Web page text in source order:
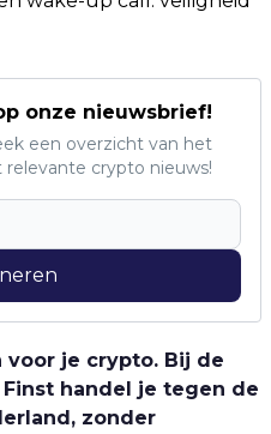
onze nieuwsbrief!
een overzicht van het
relevante crypto nieuws!
je crypto. Bij de
handel je tegen de
zonder